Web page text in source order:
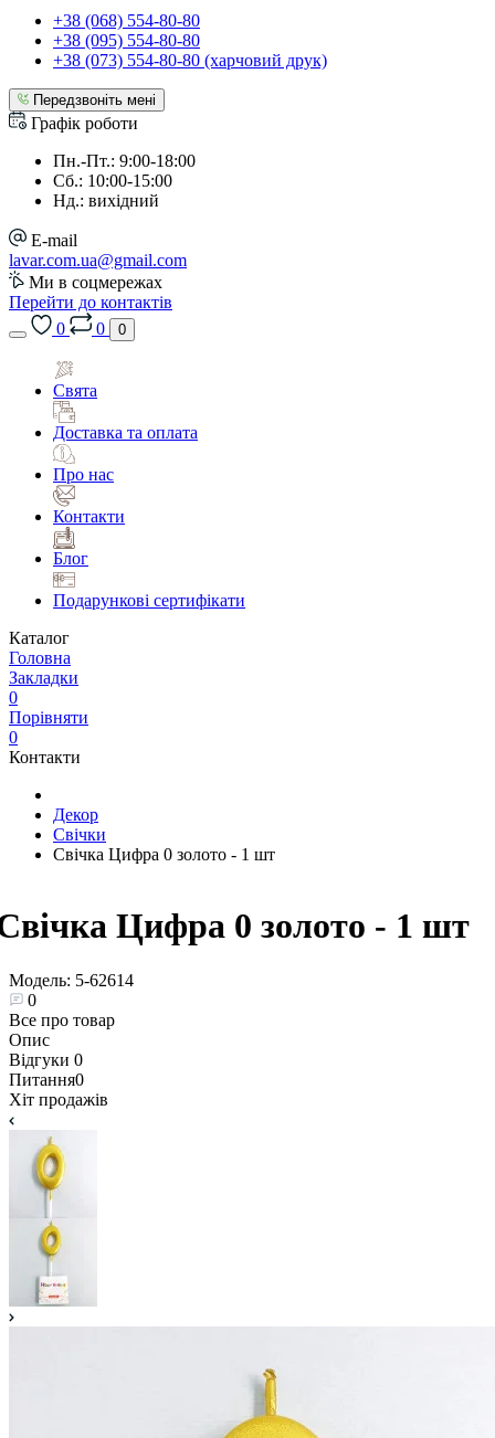
+38 (068) 554-80-80
+38 (095) 554-80-80
+38 (073) 554-80-80 (харчовий друк)
Передзвоніть мені
Графік роботи
Пн.-Пт.: 9:00-18:00
Сб.: 10:00-15:00
Нд.: вихідний
E-mail
lavar.com.ua@gmail.com
Ми в соцмережах
Перейти до контактів
0
0 0
Свята
Доставка та оплата
Про нас
Контакти
Блог
Подарункові сертифікати
Каталог
Головна
Закладки
0
Порівняти
0
Контакти
Декор
Свічки
Свічка Цифра 0 золото - 1 шт
Цифра 0 золото - 1 шт
Модель: 5-62614
0
Все про товар
Опис
Відгуки 0
Питання0
Хіт продажів